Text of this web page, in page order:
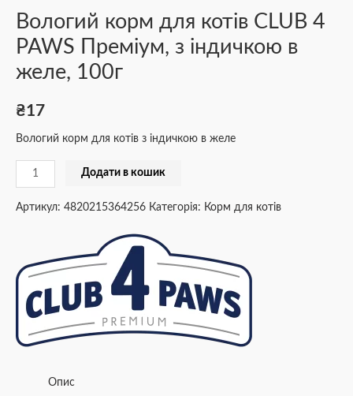
Вологий корм для котів CLUB 4
PAWS Преміум, з індичкою в
желе, 100г
₴17
Вологий корм для котів з індичкою в желе
Додати в кошик
Артикул: 4820215364256 Категорія: Корм для котів
Опис